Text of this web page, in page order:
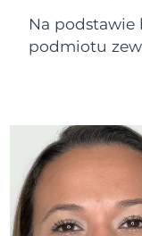
Na
podmiotu
Irlandia
Wyspa Man